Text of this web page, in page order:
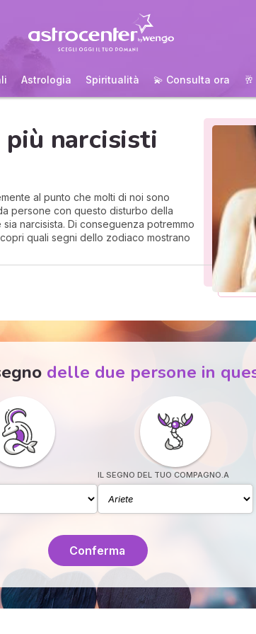
Astrologia Spiritualità 💫 Consulta ora
più narcisisti
al punto che molti di noi sono
persone con questo disturbo della
narcisista. Di conseguenza potremmo
quali segni dello zodiaco mostrano
delle due persone in
IL SEGNO DEL TUO COMPAGNO.A
Conferma